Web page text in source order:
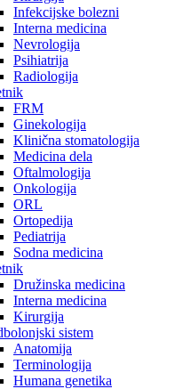
Infekcijske bolezni
Interna medicina
Nevrologija
Psihiatrija
Radiologija
FRM
Ginekologija
Klinična stomatologija
Medicina dela
Oftalmologija
Onkologija
ORL
Ortopedija
Pediatrija
Sodna medicina
Družinska medicina
Interna medicina
Kirurgija
sistem
Anatomija
Terminologija
Humana genetika